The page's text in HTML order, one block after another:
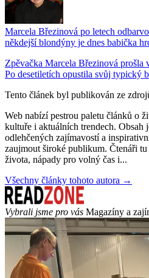
Marcela Březinová po letech
někdejší blondýny je dnes babička
Zpěvačka Marcela Březinová prošla
Po desetiletích opustila svůj typický
Tento článek byl publikován ze
Web nabízí pestrou paletu článků o
kultuře i aktuálních trendech. Obsah
odlehčených zajímavostí a
zaujmout široké publikum. Čtenáři
života, nápady pro volný čas i...
Všechny články tohoto autora →
Vybrali jsme pro vás Magazíny a